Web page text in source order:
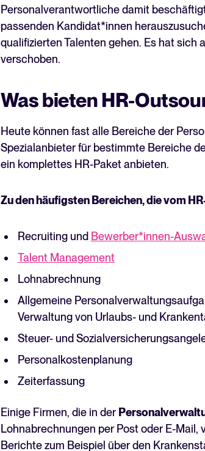
Personalverantwortliche damit
passenden Kandidat*innen
qualifizierten Talenten gehen. Es hat sich
verschoben.
Was bieten HR-
Heute können fast alle Bereiche der
Spezialanbieter für bestimmte Bereiche
ein komplettes HR-Paket anbieten.
Zu den häufigsten Bereichen, die vom
Recruiting und Bewerber*innen-
Talent Management
Lohnabrechnung
Allgemeine
Verwaltung von Urlaubs- und
Steuer- und
Personalkostenplanung
Zeiterfassung
Einige Firmen, die in der
Lohnabrechnungen per Post oder E-
Berichte zum Beispiel über den